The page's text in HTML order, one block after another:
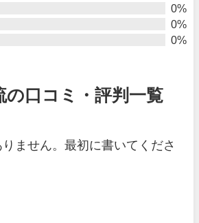
0%
0%
0%
口コミ・評判一覧
ません。最初に書いてくださ